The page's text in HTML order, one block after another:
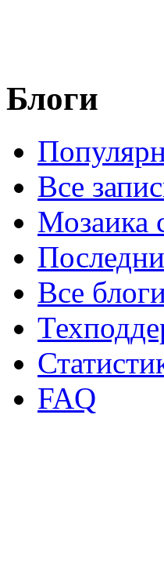
Блоги
Все
Мозаика
Все
FAQ